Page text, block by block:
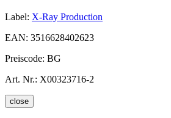
Label: X-Ray Production
EAN: 3516628402623
Preiscode: BG
Art. Nr.: X00323716-2
close